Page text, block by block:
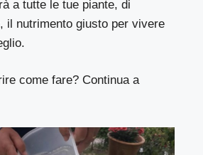
a tutte le tue piante, di
il nutrimento giusto per vivere
come fare? Continua a